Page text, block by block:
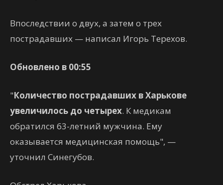
Впоследствии о двух, а затем о трех
пострадавших — написал Игорь Терехов.
Обновлено в 00:55
"Количество пострадавших в Харькове
увеличилось до четырех. К медикам
обратился 63-летний мужчина. Ему
оказывается медицинская помощь", —
уточнил Синегубов.